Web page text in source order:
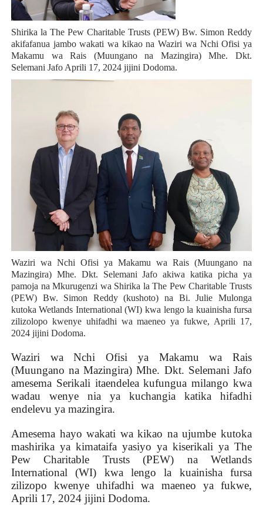
Shirika la The Pew Charitable Trusts (PEW) Bw. Simon Reddy
akifafanua jambo wakati wa kikao na Waziri wa Nchi Ofisi ya
Makamu wa Rais (Muungano na Mazingira) Mhe. Dkt.
Selemani Jafo Aprili 17, 2024 jijini Dodoma.
Waziri wa Nchi Ofisi ya Makamu wa Rais (Muungano na
Mazingira) Mhe. Dkt. Selemani Jafo akiwa katika picha ya
pamoja na Mkurugenzi wa Shirika la The Pew Charitable Trusts
(PEW) Bw. Simon Reddy (kushoto) na Bi. Julie Mulonga
kutoka Wetlands International (WI) kwa lengo la kuainisha fursa
zilizolopo kwenye uhifadhi wa maeneo ya fukwe, Aprili 17,
2024 jijini Dodoma.
Waziri wa Nchi Ofisi ya Makamu wa Rais
(Muungano na Mazingira) Mhe. Dkt. Selemani Jafo
amesema Serikali itaendelea kufungua milango kwa
wadau wenye nia ya kuchangia katika hifadhi
endelevu ya mazingira.
Amesema hayo wakati wa kikao na ujumbe kutoka
mashirika ya kimataifa yasiyo ya kiserikali ya The
Pew Charitable Trusts (PEW) na Wetlands
International (WI) kwa lengo la kuainisha fursa
zilizopo kwenye uhifadhi wa maeneo ya fukwe,
Aprili 17, 2024 jijini Dodoma.